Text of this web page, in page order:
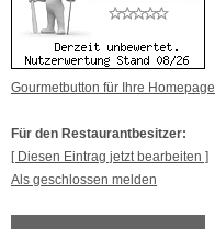
Gourmetbutton für Ihre Homepage
Für den Restaurantbesitzer:
[ Diesen Eintrag jetzt bearbeiten ]
Als geschlossen melden